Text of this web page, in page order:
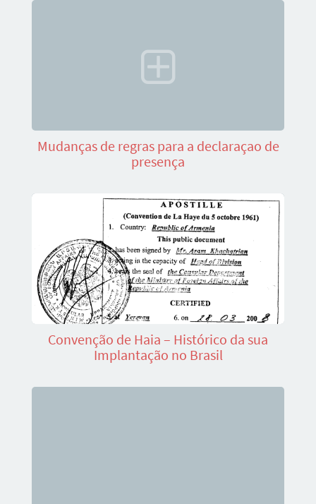
Mudanças de regras para a declaraçao de
presença
Convenção de Haia – Histórico da sua
Implantação no Brasil